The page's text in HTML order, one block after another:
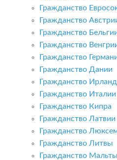
Гражданство
Гражданство
Гражданство
Гражданство
Гражданство
Гражданство Дании
Гражданство
Гражданство Италии
Гражданство Кипра
Гражданство Латвии
Гражданство
Гражданство Литвы
Гражданство Мальты